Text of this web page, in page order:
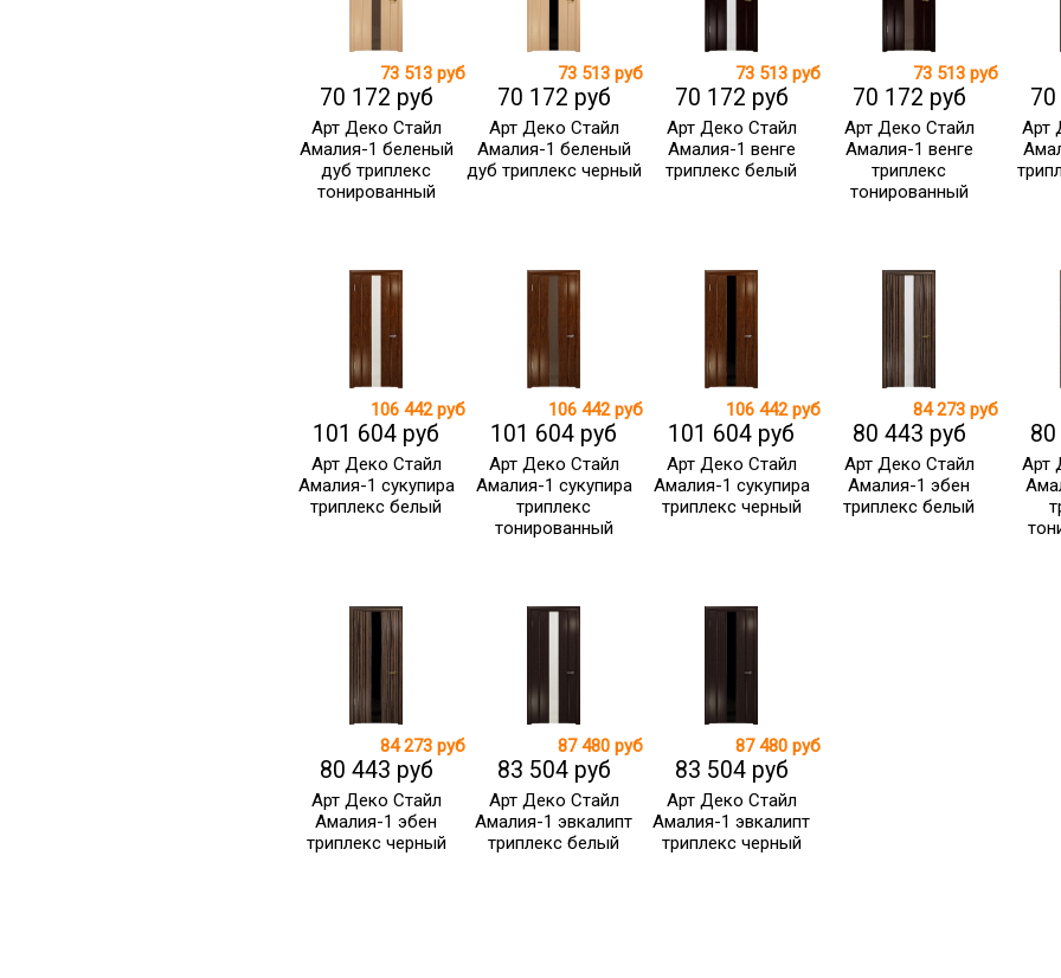
73 513 руб
70 172 руб
Арт Деко Стайл
Амалия-1 беленый
дуб триплекс
тонированный
73 513 руб
70 172 руб
Арт Деко Стайл
Амалия-1 беленый
дуб триплекс черный
73 513 руб
70 172 руб
Арт Деко Стайл
Амалия-1 венге
триплекс белый
73 513 руб
70 172 руб
Арт Деко Стайл
Амалия-1 венге
триплекс
тонированный
Арт
106 442 руб
101 604 руб
Арт Деко Стайл
Амалия-1 сукупира
триплекс белый
106 442 руб
101 604 руб
Арт Деко Стайл
Амалия-1 сукупира
триплекс
тонированный
106 442 руб
101 604 руб
Арт Деко Стайл
Амалия-1 сукупира
триплекс черный
84 273 руб
80 443 руб
Арт Деко Стайл
Амалия-1 эбен
триплекс белый
Арт
84 273 руб
80 443 руб
Арт Деко Стайл
Амалия-1 эбен
триплекс черный
87 480 руб
83 504 руб
Арт Деко Стайл
Амалия-1 эвкалипт
триплекс белый
87 480 руб
83 504 руб
Арт Деко Стайл
Амалия-1 эвкалипт
триплекс черный